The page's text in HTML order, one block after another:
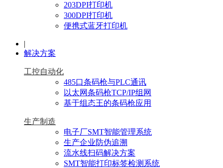
203DPI打印机
300DPI打印机
便携式蓝牙打印机
|
解决方案
工控自动化
485口条码枪与PLC通讯
以太网条码枪TCP/IP组网
基于组态王的条码枪应用
生产制造
电子厂SMT智能管理系统
生产企业防伪追溯
流水线扫码解决方案
SMT智能打印标签检测系统